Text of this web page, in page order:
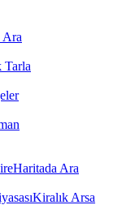
Ara
Tarla
Haritada Ara
Kiralık Arsa